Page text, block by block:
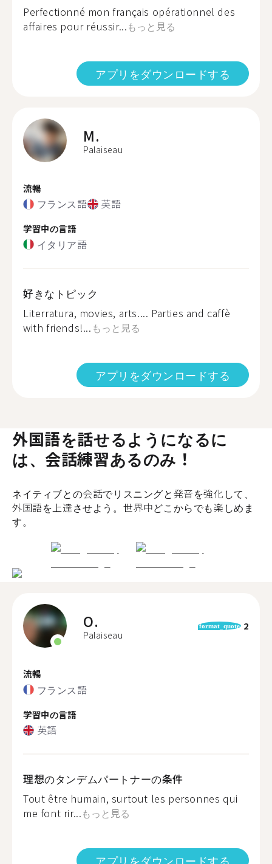
Perfectionné mon français opérationnel des
affaires pour réussir...もっと見る
アプリをダウンロードする
M.
Palaiseau
流暢
フランス語 英語
学習中の言語
イタリア語
好きなトピック
Literratura, movies, arts.... Parties and caffè
with friends!... もっと見る
アプリをダウンロードする
外国語を話せるようになるに
は、会話練習あるのみ！
ネイティブとの会話でリスニングと発音を強化して、
外国語を上達させよう。世界中どこからでも楽しめま
す。
O.
Palaiseau
format_quote 2
流暢
フランス語
学習中の言語
英語
理想のタンデムパートナーの条件
Tout être humain, surtout les personnes qui
me font rir...もっと見る
アプリをダウンロードする